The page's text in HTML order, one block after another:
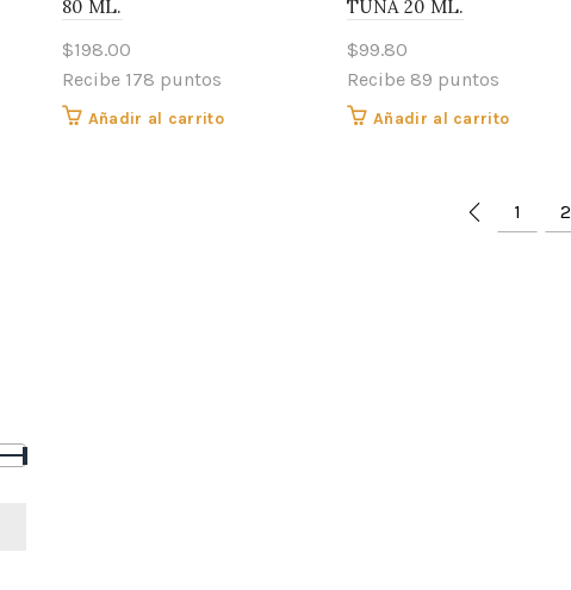
80 ML.
$198.00
Recibe 178 puntos
Añadir al carrito
TUNA 20 ML.
$99.80
Recibe 89 puntos
Añadir al carrito
1 2